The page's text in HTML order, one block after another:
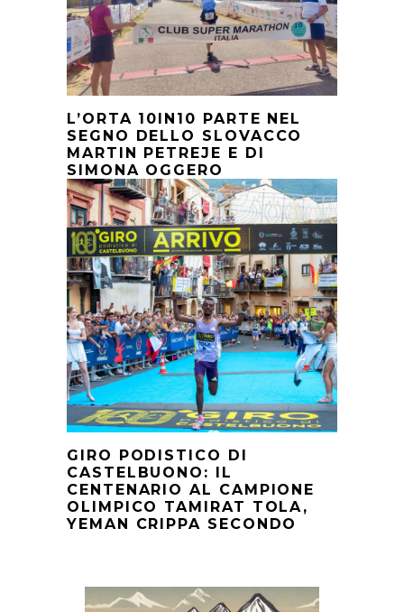
L’ORTA 10IN10 PARTE NEL
SEGNO DELLO SLOVACCO
MARTIN PETREJE E DI
SIMONA OGGERO
GIRO PODISTICO DI
CASTELBUONO: IL
CENTENARIO AL CAMPIONE
OLIMPICO TAMIRAT TOLA,
YEMAN CRIPPA SECONDO